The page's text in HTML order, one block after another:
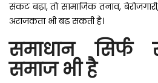
संकट बढ़ा, तो सामाजिक तनाव,
अराजकता भी बढ़ सकती है।
समाधान सिर्फ
समाज भी है